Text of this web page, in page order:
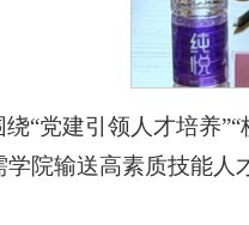
“党建引领人才培养
院输送高素质技能